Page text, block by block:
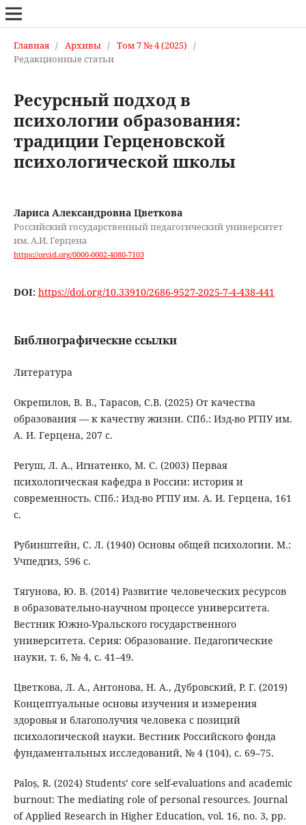
Главная / Архивы / Том 7 № 4 (2025) /
Редакционные статьи
Ресурсный подход в
психологии образования:
традиции Герценовской
психологической школы
Лариса Александровна Цветкова
Российский государственный педагогический университет
им. А.И. Герцена
https://orcid.org/0000-0002-4080-7103
DOI: https://doi.org/10.33910/2686-9527-2025-7-4-438-441
Библиографические ссылки
Литература
Окрепилов, В. В., Тарасов, С.В. (2025) От качества
образования — к качеству жизни. СПб.: Изд-во РГПУ им.
А. И. Герцена, 207 с.
Регуш, Л. А., Игнатенко, М. С. (2003) Первая
психологическая кафедра в России: история и
современность. СПб.: Изд-во РГПУ им. А. И. Герцена, 161
с.
Рубинштейн, С. Л. (1940) Основы общей психологии. М.:
Учпедгиз, 596 с.
Тягунова, Ю. В. (2014) Развитие человеческих ресурсов
в образовательно-научном процессе университета.
Вестник Южно-Уральского государственного
университета. Серия: Образование. Педагогические
науки, т. 6, № 4, с. 41–49.
Цветкова, Л. А., Антонова, Н. А., Дубровский, Р. Г. (2019)
Концептуальные основы изучения и измерения
здоровья и благополучия человека с позиций
психологической науки. Вестник Российского фонда
фундаментальных исследований, № 4 (104), с. 69–75.
Paloș, R. (2024) Students’ core self-evaluations and academic
burnout: The mediating role of personal resources. Journal
of Applied Research in Higher Education, vol. 16, no. 3, pp.